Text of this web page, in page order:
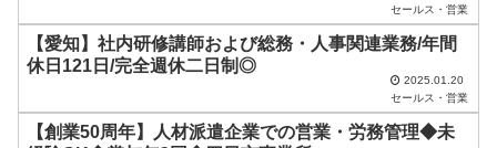
だ
セールス・営業
【愛知】社内研修講師および総務・人事関連業務/年間
休日121日/完全週休二日制◎
2025.01.20
セールス・営業
【創業50周年】人材派遣企業での営業・労務管理◆未